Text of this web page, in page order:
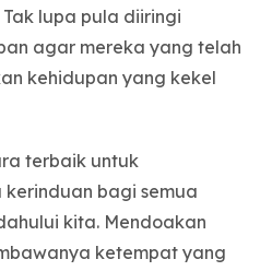
lupa pula diiringi
agar mereka yang telah
kehidupan yang kekel
terbaik untuk
bagi semua
kita. Mendoakan
ketempat yang